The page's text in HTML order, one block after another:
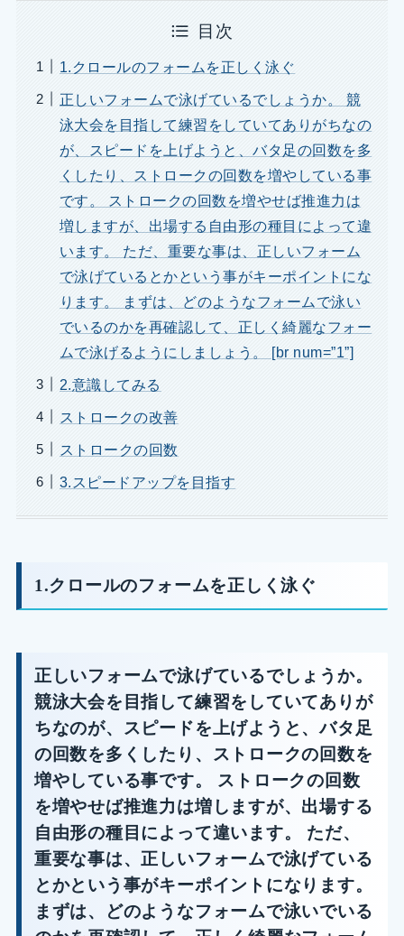
目次
1.クロールのフォームを正しく泳ぐ
正しいフォームで泳げているでしょうか。 競
泳大会を目指して練習をしていてありがちなの
が、スピードを上げようと、バタ足の回数を多
くしたり、ストロークの回数を増やしている事
です。 ストロークの回数を増やせば推進力は
増しますが、出場する自由形の種目によって違
います。 ただ、重要な事は、正しいフォーム
で泳げているとかという事がキーポイントにな
ります。 まずは、どのようなフォームで泳い
でいるのかを再確認して、正しく綺麗なフォー
ムで泳げるようにしましょう。 [br num=”1”]
2.意識してみる
ストロークの改善
ストロークの回数
3.スピードアップを目指す
1.クロールのフォームを正しく泳ぐ
正しいフォームで泳げているでしょうか。
競泳大会を目指して練習をしていてありが
ちなのが、スピードを上げようと、バタ足
の回数を多くしたり、ストロークの回数を
増やしている事です。 ストロークの回数
を増やせば推進力は増しますが、出場する
自由形の種目によって違います。 ただ、
重要な事は、正しいフォームで泳げている
とかという事がキーポイントになります。
まずは、どのようなフォームで泳いでいる